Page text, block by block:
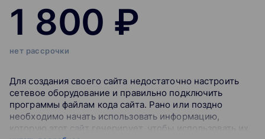
1 800 ₽
нет рассрочки
Для создания своего сайта недостаточно настроить
сетевое оборудование и правильно подключить
программы файлам кода сайта. Рано или поздно
необходимо начать использовать информацию,
которую этот сайт генерирует, чтобы использовать их